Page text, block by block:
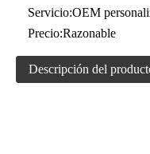
Servicio:OEM
Precio:Razonable
Descripción del